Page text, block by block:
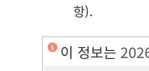
항).
이 정보는